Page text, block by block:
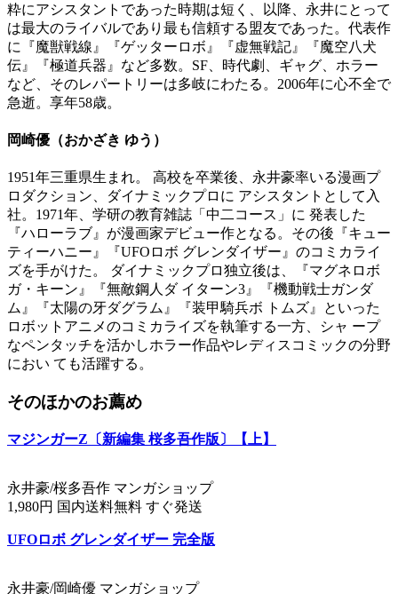
粋にアシスタントであった時期は短く、以降、永井にとって
は最大のライバルであり最も信頼する盟友であった。代表作
に『魔獣戦線』『ゲッターロボ』『虚無戦記』『魔空八犬
伝』『極道兵器』など多数。SF、時代劇、ギャグ、ホラー
など、そのレパートリーは多岐にわたる。2006年に心不全で
急逝。享年58歳。
岡崎優（おかざき ゆう）
1951年三重県生まれ。 高校を卒業後、永井豪率いる漫画プ
ロダクション、ダイナミックプロに アシスタントとして入
社。1971年、学研の教育雑誌「中二コース」に 発表した
『ハローラブ』が漫画家デビュー作となる。その後『キュー
ティーハニー』『UFOロボ グレンダイザー』のコミカライ
ズを手がけた。 ダイナミックプロ独立後は、『マグネロボ
ガ・キーン』『無敵鋼人ダ イターン3』『機動戦士ガンダ
ム』『太陽の牙ダグラム』『装甲騎兵ボ トムズ』といった
ロボットアニメのコミカライズを執筆する一方、シャ ープ
なペンタッチを活かしホラー作品やレディスコミックの分野
におい ても活躍する。
そのほかのお薦め
マジンガーZ〔新編集 桜多吾作版〕【上】
永井豪/桜多吾作 マンガショップ
1,980円 国内送料無料 すぐ発送
UFOロボ グレンダイザー 完全版
永井豪/岡崎優 マンガショップ